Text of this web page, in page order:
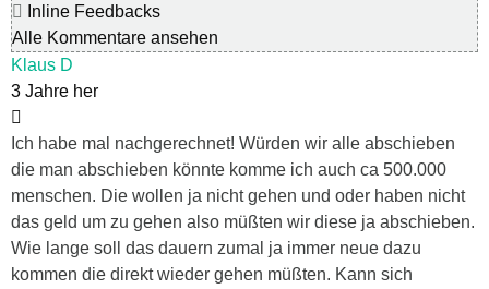
Inline Feedbacks
Alle Kommentare ansehen
Klaus D
3 Jahre her
Ich habe mal nachgerechnet! Würden wir alle abschieben
die man abschieben könnte komme ich auch ca 500.000
menschen. Die wollen ja nicht gehen und oder haben nicht
das geld um zu gehen also müßten wir diese ja abschieben.
Wie lange soll das dauern zumal ja immer neue dazu
kommen die direkt wieder gehen müßten. Kann sich